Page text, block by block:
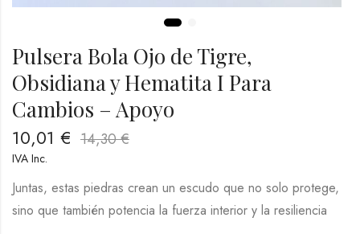
Pulsera Bola Ojo de Tigre,
Obsidiana y Hematita I Para
Cambios – Apoyo
10,01 € 14,30€
IVA Inc.
Juntas, estas piedras crean un escudo que no solo protege,
sino que también potencia la fuerza interior y la resiliencia